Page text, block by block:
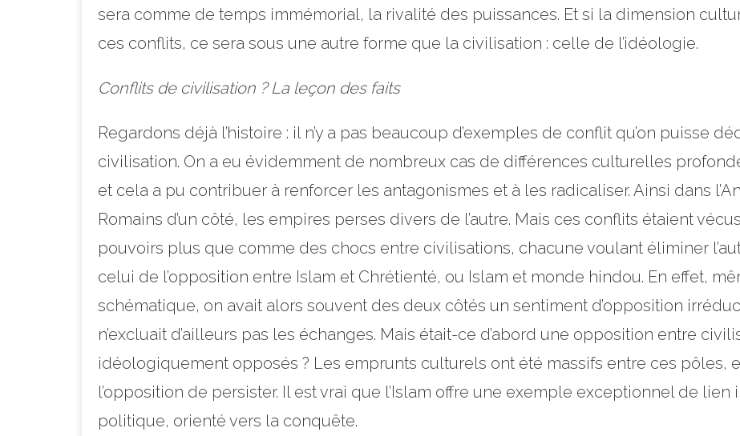
sera comme de temps immémorial, la rivalité des puissances. Et si la dimension
ces conflits, ce sera sous une autre forme que la civilisation : celle de l’idéologie.
Conflits de civilisation ? La leçon des faits
Regardons déjà l’histoire : il n’y a pas beaucoup d’exemples de conflit qu’on puisse
civilisation. On a eu évidemment de nombreux cas de différences culturelles
et cela a pu contribuer à renforcer les antagonismes et à les radicaliser. Ainsi dans
Romains d’un côté, les empires perses divers de l’autre. Mais ces conflits étaient
pouvoirs plus que comme des chocs entre civilisations, chacune voulant éliminer
celui de l’opposition entre Islam et Chrétienté, ou Islam et monde hindou. En effet,
schématique, on avait alors souvent des deux côtés un sentiment d’opposition
n’excluait d’ailleurs pas les échanges. Mais était-ce d’abord une opposition entre
idéologiquement opposés ? Les emprunts culturels ont été massifs entre ces pôles,
l’opposition de persister. Il est vrai que l’Islam offre une exemple exceptionnel de
politique, orienté vers la conquête.